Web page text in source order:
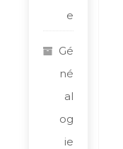
e
Gé
né
al
og
ie